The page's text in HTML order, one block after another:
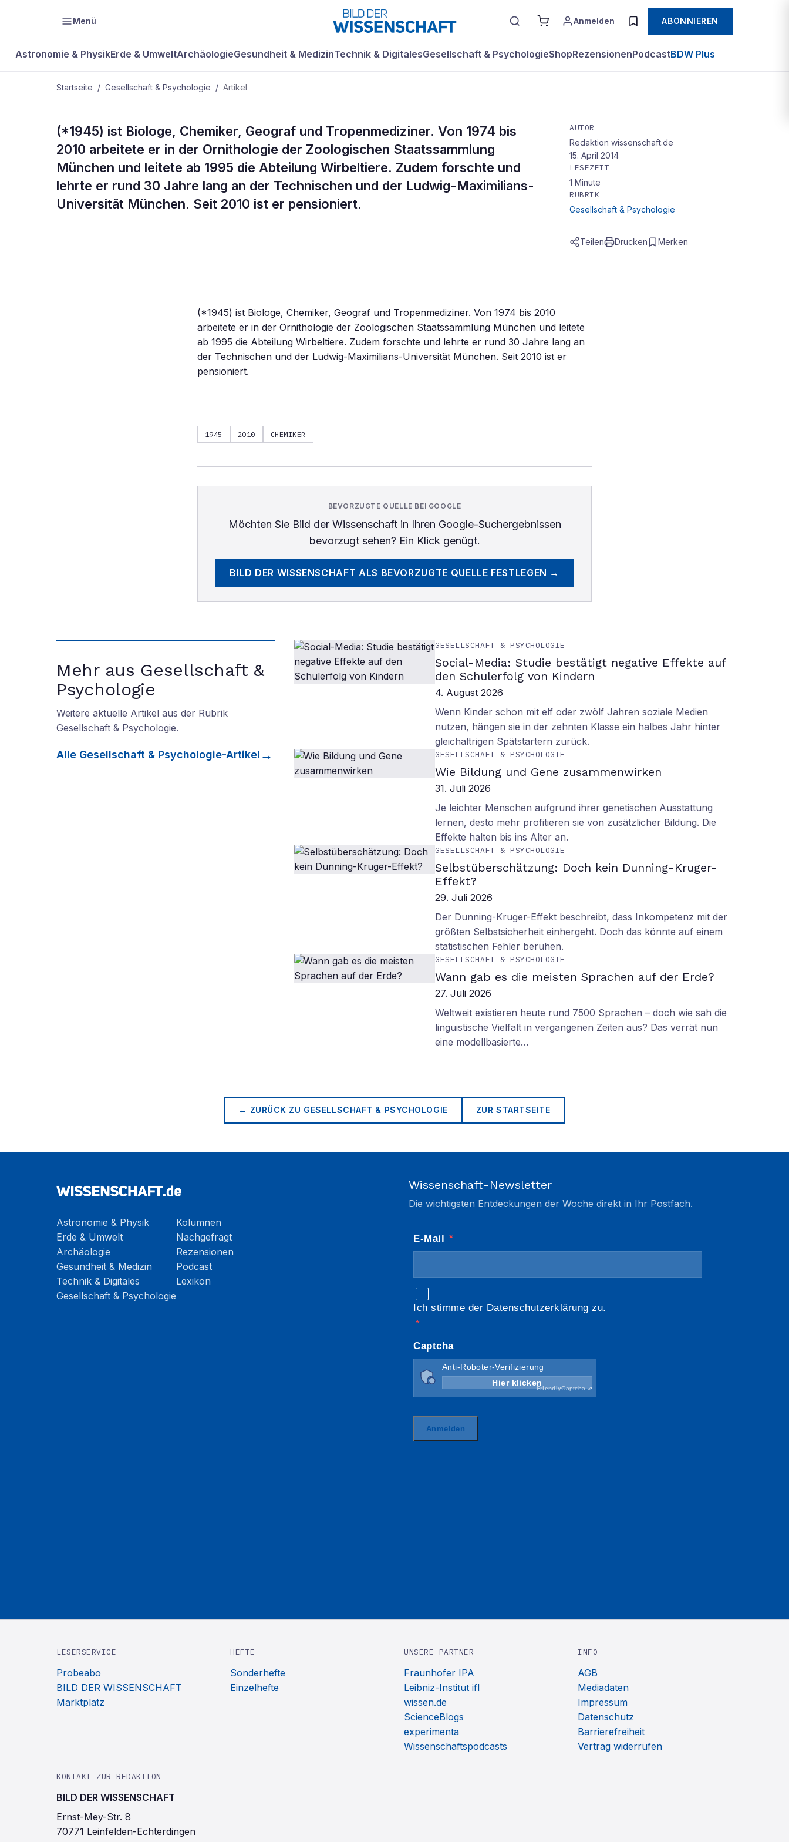
Menü Anmelden ABONNIEREN
Astronomie & PhysikErde & UmweltArchäologieGesundheit & MedizinTechnik & DigitalesGesellschaft & PsychologieShopRezensionenPodcastBDW Plus
Startseite / Gesellschaft & Psychologie / Artikel
GESELLSCHAFT & PSYCHOLOGIE
(*1945) ist Biologe,
Chemiker,
(*1945) ist Biologe, Chemiker, Geograf und Tropenmediziner. Von 1974 bis
2010 arbeitete er in der Ornithologie der Zoologischen Staatssammlung
München und leitete ab 1995 die Abteilung Wirbeltiere. Zudem forschte und
lehrte er rund 30 Jahre lang an der Technischen und der Ludwig-Maximilians-
Universität München. Seit 2010 ist er pensioniert.
AUTOR
Redaktion wissenschaft.de
15. April 2014
LESEZEIT
1 Minute
RUBRIK
Gesellschaft & Psychologie
Teilen Drucken Merken
(*1945) ist Biologe, Chemiker, Geograf und Tropenmediziner. Von 1974 bis 2010
arbeitete er in der Ornithologie der Zoologischen Staatssammlung München und leitete
ab 1995 die Abteilung Wirbeltiere. Zudem forschte und lehrte er rund 30 Jahre lang an
der Technischen und der Ludwig-Maximilians-Universität München. Seit 2010 ist er
pensioniert.
1945 2010 CHEMIKER
BEVORZUGTE QUELLE BEI GOOGLE
Möchten Sie Bild der Wissenschaftin Ihren Google-Suchergebnissen
bevorzugt sehen? Ein Klick genügt.
BILD DER WISSENSCHAFT ALS BEVORZUGTE QUELLE FESTLEGEN →
Mehr aus Gesellschaft &
Psychologie
Weitere aktuelle Artikel aus der Rubrik
Gesellschaft & Psychologie.
Alle Gesellschaft & Psychologie-Artikel
GESELLSCHAFT & PSYCHOLOGIE
Social-Media: Studie bestätigt negative Effekte auf
den Schulerfolg von Kindern
4. August 2026
Wenn Kinder schon mit elf oder zwölf Jahren soziale Medien
nutzen, hängen sie in der zehnten Klasse ein halbes Jahr hinter
gleichaltrigen Spätstartern zurück.
GESELLSCHAFT & PSYCHOLOGIE
Wie Bildung und Gene zusammenwirken
31. Juli 2026
Je leichter Menschen aufgrund ihrer genetischen Ausstattung
lernen, desto mehr profitieren sie von zusätzlicher Bildung. Die
Effekte halten bis ins Alter an.
GESELLSCHAFT & PSYCHOLOGIE
Selbstüberschätzung: Doch kein Dunning-Kruger-
Effekt?
29. Juli 2026
Der Dunning-Kruger-Effekt beschreibt, dass Inkompetenz mit der
größten Selbstsicherheit einhergeht. Doch das könnte auf einem
statistischen Fehler beruhen.
GESELLSCHAFT & PSYCHOLOGIE
Wann gab es die meisten Sprachen auf der Erde?
27. Juli 2026
Weltweit existieren heute rund 7500 Sprachen – doch wie sah die
linguistische Vielfalt in vergangenen Zeiten aus? Das verrät nun
eine modellbasierte…
← ZURÜCK ZU GESELLSCHAFT & PSYCHOLOGIE ZUR STARTSEITE
Astronomie & Physik
Erde & Umwelt
Archäologie
Gesundheit & Medizin
Technik & Digitales
Gesellschaft & Psychologie
Kolumnen
Nachgefragt
Rezensionen
Podcast
Lexikon
Wissenschaft-Newsletter
Die wichtigsten Entdeckungen der Woche direkt in Ihr Postfach.
LESERSERVICE
Probeabo
BILD DER WISSENSCHAFT
Marktplatz
HEFTE
Sonderhefte
Einzelhefte
UNSERE PARTNER
Fraunhofer IPA
Leibniz-Institut ifl
wissen.de
ScienceBlogs
experimenta
Wissenschaftspodcasts
INFO
AGB
Mediadaten
Impressum
Datenschutz
Barrierefreiheit
Vertrag widerrufen
KONTAKT ZUR REDAKTION
BILD DER WISSENSCHAFT
Ernst-Mey-Str. 8
70771 Leinfelden-Echterdingen